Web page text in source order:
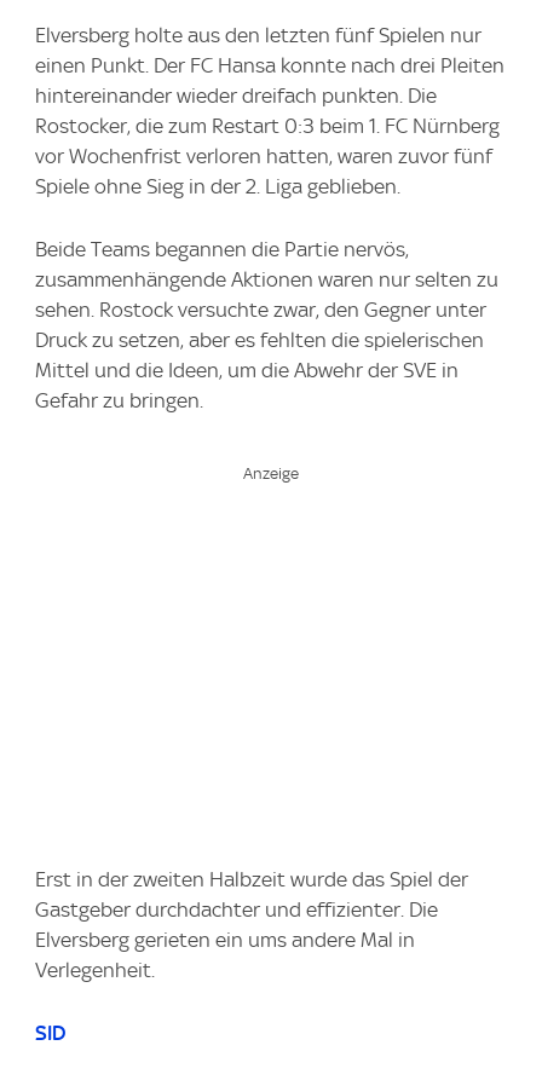
Elversberg holte aus den letzten fünf Spielen nur
einen Punkt. Der FC Hansa konnte nach drei Pleiten
hintereinander wieder dreifach punkten. Die
Rostocker, die zum Restart 0:3 beim 1. FC Nürnberg
vor Wochenfrist verloren hatten, waren zuvor fünf
Spiele ohne Sieg in der 2. Liga geblieben.
Beide Teams begannen die Partie nervös,
zusammenhängende Aktionen waren nur selten zu
sehen. Rostock versuchte zwar, den Gegner unter
Druck zu setzen, aber es fehlten die spielerischen
Mittel und die Ideen, um die Abwehr der SVE in
Gefahr zu bringen.
Erst in der zweiten Halbzeit wurde das Spiel der
Gastgeber durchdachter und effizienter. Die
Elversberg gerieten ein ums andere Mal in
Verlegenheit.
SID